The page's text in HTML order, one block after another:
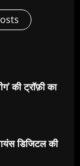
की ट्रॉफ़ी का
डिजिटल की